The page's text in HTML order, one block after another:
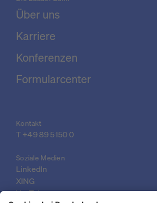
Über uns
Karriere
Konferenzen
Formularcenter
Kontakt
T +49 89 5150 0
Soziale Medien
LinkedIn
XING
YouTube